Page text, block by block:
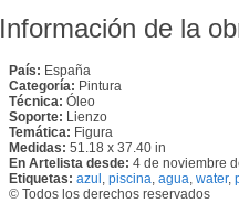
Información de la
País: España
Categoría: Pintura
Técnica: Óleo
Soporte: Lienzo
Temática: Figura
Medidas: 51.18 x 37.40 in
En Artelista desde: 4 de noviembre
Etiquetas: azul piscina agua water,
© Todos los derechos reservados